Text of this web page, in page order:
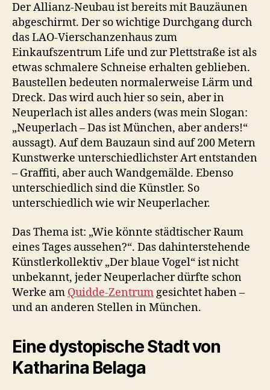
Der Allianz-Neubau ist bereits mit Bauzäunen
abgeschirmt. Der so wichtige Durchgang durch
das LAO-Vierschanzenhaus zum
Einkaufszentrum Life und zur Plettstraße ist als
etwas schmalere Schneise erhalten geblieben.
Baustellen bedeuten normalerweise Lärm und
Dreck. Das wird auch hier so sein, aber in
Neuperlach ist alles anders (was mein Slogan:
„Neuperlach – Das ist München, aber anders!“
aussagt). Auf dem Bauzaun sind auf 200 Metern
Kunstwerke unterschiedlichster Art entstanden
– Graffiti, aber auch Wandgemälde. Ebenso
unterschiedlich sind die Künstler. So
unterschiedlich wie wir Neuperlacher.
Das Thema ist: „Wie könnte städtischer Raum
eines Tages aussehen?“. Das dahinterstehende
Künstlerkollektiv „Der blaue Vogel“ ist nicht
unbekannt, jeder Neuperlacher dürfte schon
Werke am Quidde-Zentrumgesichtet haben –
und an anderen Stellen in München.
Eine dystopische Stadt von
Katharina Belaga